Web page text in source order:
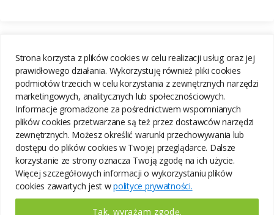
Strona korzysta z plików cookies w celu realizacji usług oraz jej
prawidłowego działania. Wykorzystuję również pliki cookies
podmiotów trzecich w celu korzystania z zewnętrznych narzędzi
marketingowych, analitycznych lub społecznościowych.
Informacje gromadzone za pośrednictwem wspomnianych
plików cookies przetwarzane są też przez dostawców narzędzi
zewnętrznych. Możesz określić warunki przechowywania lub
dostępu do plików cookies w Twojej przeglądarce. Dalsze
korzystanie ze strony oznacza Twoją zgodę na ich użycie.
Więcej szczegółowych informacji o wykorzystaniu plików
cookies zawartych jest wpolityce prywatności.
Tak, wyrażam zgodę.